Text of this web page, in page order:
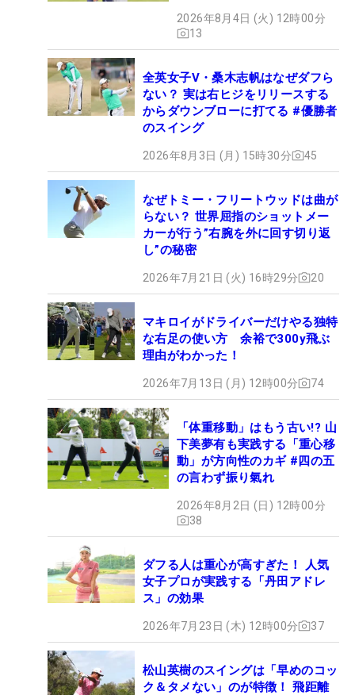
2026年8月4日 (火) 12時00分
13
全英女子V・桑木志帆はなぜダフら
ない？ 実は右ヒジをリリースする
からダウンブローに打てる #優勝者
のスイング
2026年8月3日 (月) 15時30分 45
なぜトミー・フリートウッドは曲が
らない？ 世界屈指のショットメー
カーが行う”右腕を外に回す切り返
し”の秘密
2026年7月21日 (火) 16時29分 20
マキロイがドライバーだけやる独特
な右足の使い方 余裕で300y飛ぶ
理由がわかった！
2026年7月13日 (月) 12時00分 74
「体重移動」はもう古い!? 山
下美夢有も実践する「重心移
動」が方向性のカギ #四の五
の言わず振り氣れ
2026年8月2日 (日) 12時00分
38
ダフる人は重心が高すぎた！ 人気
女子プロが実践する「丹田アドレ
ス」の効果
2026年7月23日 (木) 12時00分 37
松山英樹のスイングは「早めのコッ
ク＆タメない」のが特徴！ 飛距離